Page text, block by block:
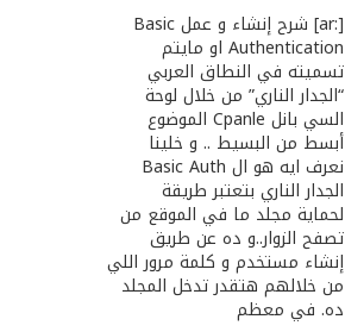
[:ar] شرح إنشاء و عمل Basic
Authentication او مايتم
تسميته في النطاق العربي
“الجدار الناري” من خلال لوحة
السي بانل Cpanle الموضوع
أبسط من البسيط .. و خلينا
نعرف ايه هو ال Basic Auth
الجدار الناري بتعتبر طريقة
لحماية مجلد ما في الموقع من
تصفح الزوار..و ده عن طريق
إنشاء مستخدم و كلمة مرور اللي
من خلالهم هتقدر تدخل المجلد
ده. في معظم